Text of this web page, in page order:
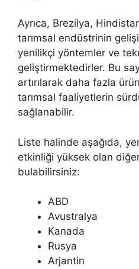
Ayrıca, Brezilya,
tarımsal endüstrinin
yenilikçi yöntemler ve
geliştirmektedirler. Bu
artırılarak daha fazla
tarımsal faaliyetlerin
sağlanabilir.
Liste halinde aşağıda,
etkinliği yüksek olan
bulabilirsiniz:
ABD
Avustralya
Kanada
Rusya
Arjantin